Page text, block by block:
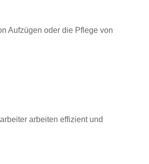
Aufzügen oder die Pflege von
arbeiten effizient und